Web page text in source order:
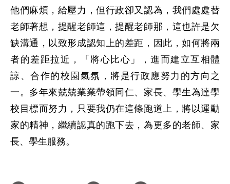
他們麻煩，給壓力，但行政卻又認為，我們處處替
老師著想，提醒老師這，提醒老師那，這也許是欠
缺溝通，以致形成認知上的差距，因此，如何將兩
者的差距拉近，「將心比心」，進而建立互相體
諒、合作的校園氣氛，將是行政應努力的方向之
一。多年來兢兢業業帶領同仁、家長、學生為達學
校目標而努力，只要我仍在這條跑道上，將以運動
家的精神，繼續認真的跑下去，為更多的老師、家
長、學生服務。